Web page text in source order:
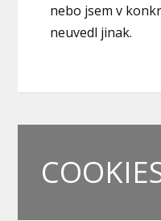
nebo jsem v
neuvedl jinak.